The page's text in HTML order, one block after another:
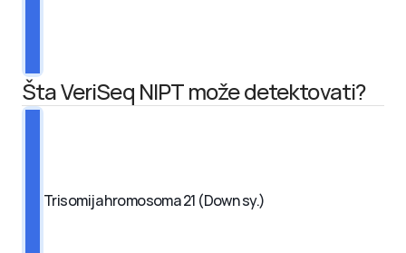
Šta VeriSeq NIPT može detektovati?
Trisomija hromosoma 21 (Down sy.)